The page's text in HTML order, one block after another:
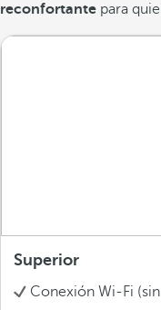
reconfortante para
Superior
Conexión Wi-Fi